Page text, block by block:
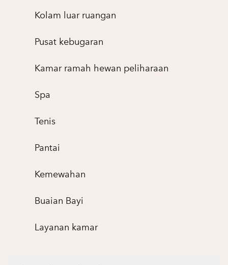
Kolam luar ruangan
Pusat kebugaran
Kamar ramah hewan peliharaan
Spa
Tenis
Pantai
Kemewahan
Buaian Bayi
Layanan kamar